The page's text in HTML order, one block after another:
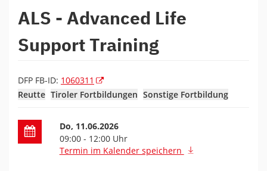
ALS - Advanced Life
Support Training
DFP FB-ID: 1060311
Reutte Tiroler Fortbildungen Sonstige Fortbildung
Datum der Fortbildung
Do, 11.06.2026
09:00 - 12:00 Uhr
Termin im Kalender speichern